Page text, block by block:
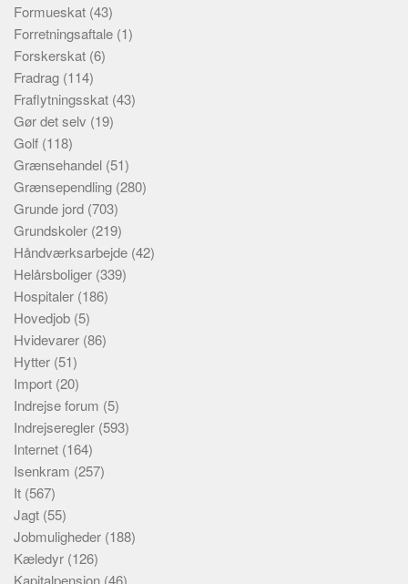
Formueskat (43)
Forretningsaftale (1)
Forskerskat (6)
Fradrag (114)
Fraflytningsskat (43)
Gør det selv (19)
Golf (118)
Grænsehandel (51)
Grænsependling (280)
Grunde jord (703)
Grundskoler (219)
Håndværksarbejde (42)
Helårsboliger (339)
Hospitaler (186)
Hovedjob (5)
Hvidevarer (86)
Hytter (51)
Import (20)
Indrejse forum (5)
Indrejseregler (593)
Internet (164)
Isenkram (257)
It (567)
Jagt (55)
Jobmuligheder (188)
Kæledyr (126)
Kapitalpension (46)